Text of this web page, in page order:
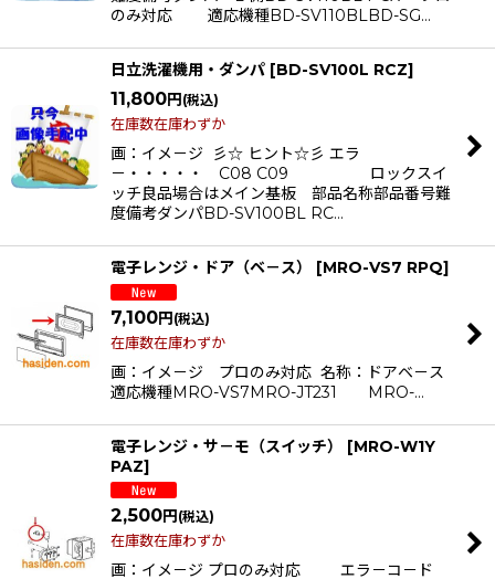
のみ対応 適応機種BD-SV110BLBD-SG…
日立洗濯機用・ダンパ [BD-SV100L RCZ]
11,800円 (税込)
在庫数在庫わずか
画：イメ－ジ 彡☆ ヒント☆彡 エラ
－・・・・・ C08 C09 ロックスイ
ッチ良品場合はメイン基板 部品名称部品番号難
度備考ダンパBD-SV100BL RC…
電子レンジ・ドア（ベ－ス） [MRO-VS7 RPQ]
7,100円(税込)
在庫数在庫わずか
画：イメ－ジ プロのみ対応 名称：ドアベ－ス
適応機種MRO-VS7MRO-JT231 MRO-…
電子レンジ・サ－モ（スイッチ） [MRO-W1Y
PAZ]
2,500円 (税込)
在庫数在庫わずか
画：イメ－ジ プロのみ対応 エラ－コ－ド